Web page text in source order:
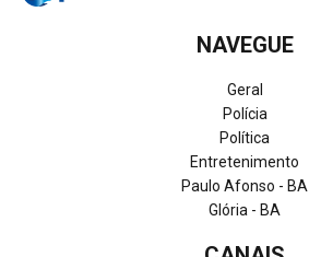
NAVEGUE
Geral
Polícia
Política
Entretenimento
Paulo Afonso - BA
Glória - BA